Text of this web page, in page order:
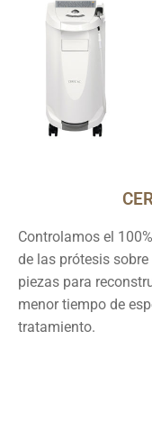
Controlamos el
de las prótesis
piezas para
menor tiempo de
tratamiento.